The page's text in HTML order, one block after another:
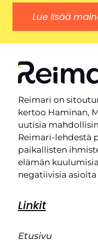
Lue lisää
Reimari on
kertoo Haminan,
uutisia
Reimari-lehdestä
paikallisten
elämän
negatiivisia
Linkit
Etusivu